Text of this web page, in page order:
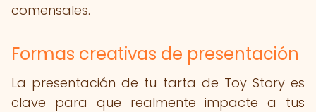
comensales.
Formas creativas de presentación
La presentación de tu tarta de Toy Story es
clave para que realmente impacte a tus